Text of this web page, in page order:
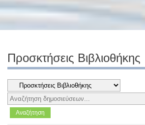
Προσκτήσεις Βιβλιοθήκης